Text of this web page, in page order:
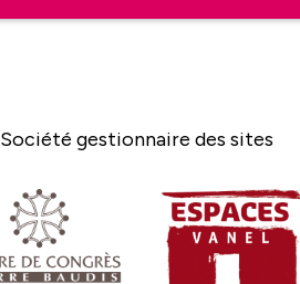
Société gestionnaire des sites